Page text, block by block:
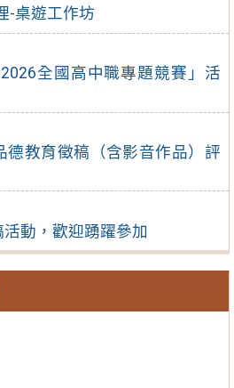
-桌遊工作坊
全國高中職專題競賽」活
德教育徵稿（含影音作品）評
動，歡迎踴躍參加